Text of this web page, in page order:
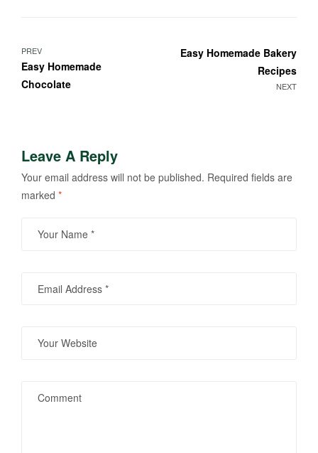
PREV
Easy Homemade
Chocolate
NEXT
Easy Homemade Bakery
Recipes
Leave A Reply
Your email address will not be published. Required fields are
marked *